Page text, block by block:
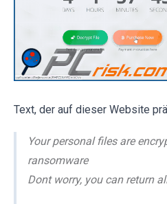
Text, der auf dieser Website
Your personal files are
ransomware
Dont worry, you can return